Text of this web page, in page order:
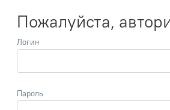
Пожалуйста,
Логин
Пароль